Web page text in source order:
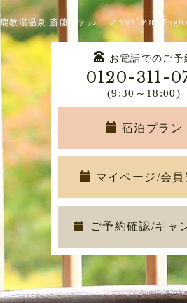
教湯温泉 斎藤ホテル
お電話でのご予
0120-311-
(9:30～18:00)
宿泊プラン
マイページ/会員
ご予約確認/キャ
ภาษาไทย